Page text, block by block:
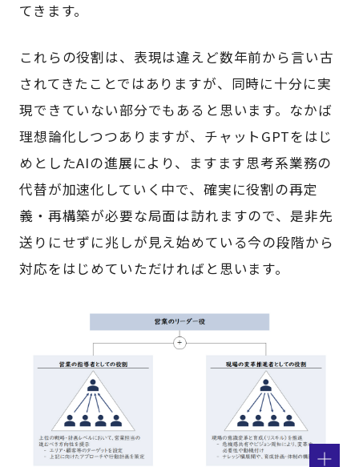
てきます。
これらの役割は、表現は違えど数年前から言い古
されてきたことではありますが、同時に十分に実
現できていない部分でもあると思います。なかば
理想論化しつつありますが、チャットGPTをはじ
めとしたAIの進展により、ますます思考系業務の
代替が加速化していく中で、確実に役割の再定
義・再構築が必要な局面は訪れますので、是非先
送りにせずに兆しが見え始めている今の段階から
対応をはじめていただければと思います。